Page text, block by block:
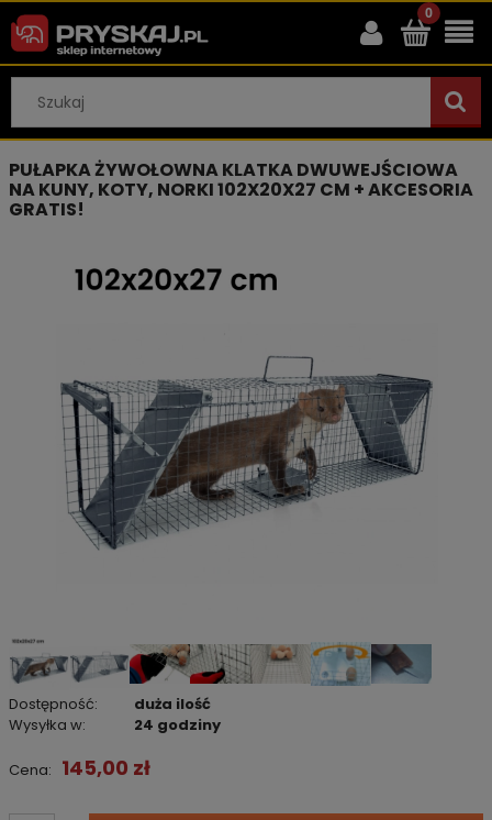
PUŁAPKA ŻYWOŁOWNA KLATKA DWUWEJŚCIOWA
NA KUNY, KOTY, NORKI 102X20X27 CM + AKCESORIA
GRATIS!
Dostępność:
duża ilość
Wysyłka w:
24 godziny
Cena: 145,00 zł